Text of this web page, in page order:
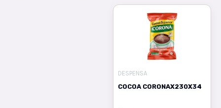
DESPENSA
COCOA CORONAX230X34